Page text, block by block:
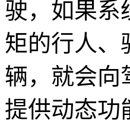
驶，如果系
矩的行人、
辆，就会向
提供动态功